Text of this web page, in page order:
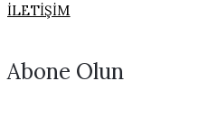
İLETIŞIM
Abone Olun